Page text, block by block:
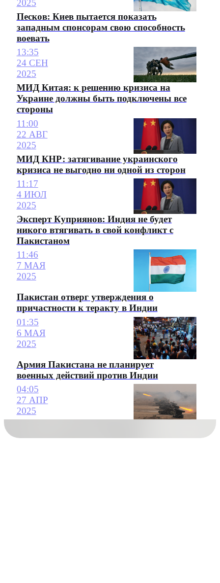
2025
Песков: Киев пытается показать
западным спонсорам свою способность
воевать
13:35
24 СЕН
2025
МИД Китая: к решению кризиса на
Украине должны быть подключены все
стороны
11:00
22 АВГ
2025
МИД КНР: затягивание украинского
кризиса не выгодно ни одной из сторон
11:17
4 ИЮЛ
2025
Эксперт Куприянов: Индия не будет
никого втягивать в свой конфликт с
Пакистаном
11:46
7 МАЯ
2025
Пакистан отверг утверждения о
причастности к теракту в Индии
01:35
6 МАЯ
2025
Армия Пакистана не планирует
военных действий против Индии
04:05
27 АПР
2025